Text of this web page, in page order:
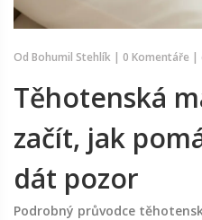
Od Bohumil Stehlík | 0 Komentáře |
Těhotenská
začít, jak
dát pozor
Podrobný průvodce